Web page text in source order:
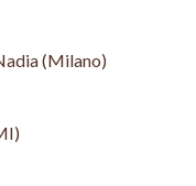
(Milano)